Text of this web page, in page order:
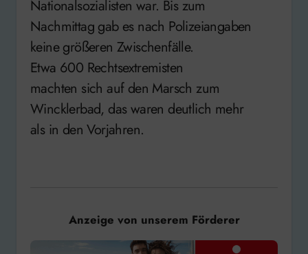
Nationalsozialisten war. Bis zum
Nachmittag gab es nach Polizeiangaben
keine größeren Zwischenfälle.
Etwa 600 Rechtsextremisten
machten sich auf den Marsch zum
Wincklerbad, das waren deutlich mehr
als in den Vorjahren.
Anzeige von unserem Förderer